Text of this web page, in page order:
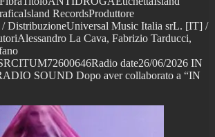
RecordsProduttore
DistribuzioneUniversal Music Italia srL. [IT] /
La Cava, Fabrizio Tarducci,
date26/06/2026 IN
SOUND Dopo aver collaborato a “IN